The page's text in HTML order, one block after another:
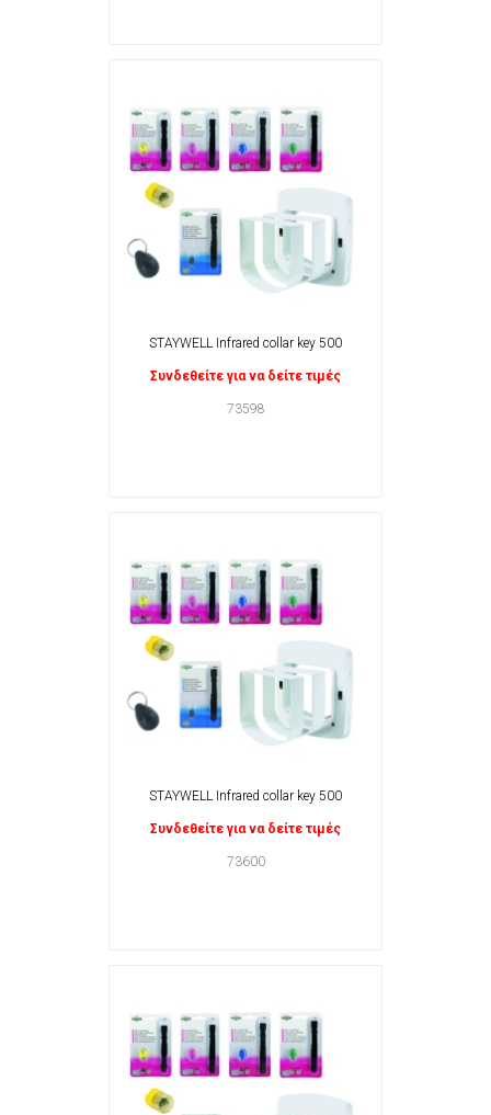
STAYWELL Infrared collar key 500
Συνδεθείτε για να δείτε τιμές
73598
STAYWELL Infrared collar key 500
Συνδεθείτε για να δείτε τιμές
73600